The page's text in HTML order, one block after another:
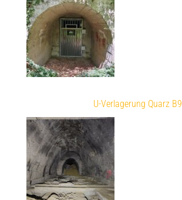
U-Verlagerung Quarz B9